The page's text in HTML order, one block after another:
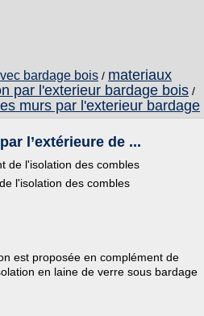
bardage bois / materiaux
par l'exterieur bardage bois /
murs par l'exterieur bardage
l’extérieure de ...
de l'isolation des combles
l'isolation des combles
est proposée en complément de
en laine de verre sous bardage